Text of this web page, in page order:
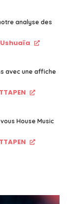
analyse des
avec une affiche
House Music